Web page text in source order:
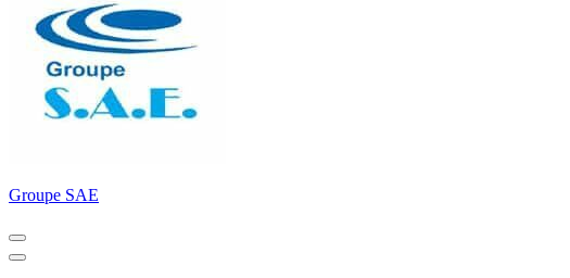
Groupe SAE
Menu
de
Menu